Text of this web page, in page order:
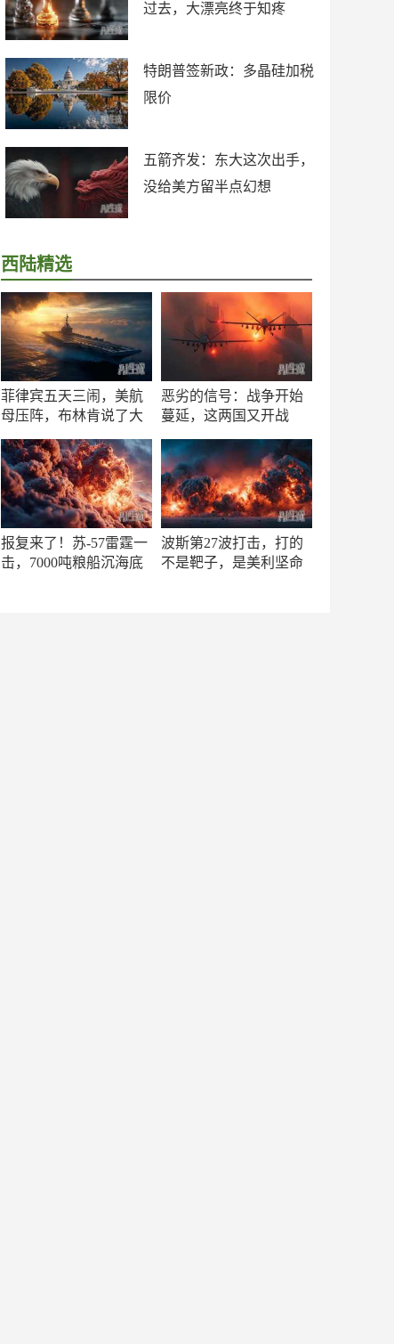
过去，大漂亮终于知疼
特朗普签新政：多晶硅加税
限价
五箭齐发：东大这次出手，
没给美方留半点幻想
西陆精选
菲律宾五天三闹，美航
母压阵，布林肯说了大
恶劣的信号：战争开始
蔓延，这两国又开战
报复来了！苏-57雷霆一
击，7000吨粮船沉海底
波斯第27波打击，打的
不是靶子，是美利坚命